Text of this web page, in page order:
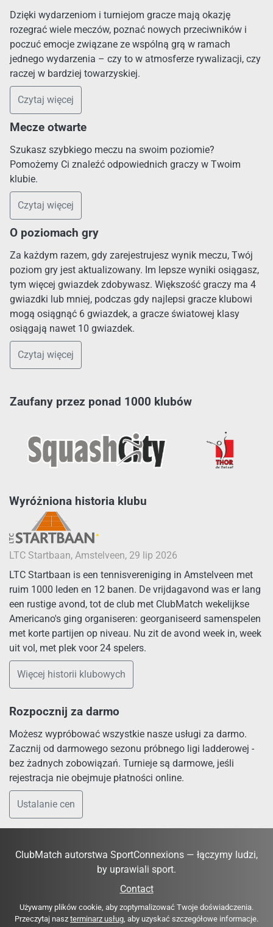
Dzięki wydarzeniom i turniejom gracze mają okazję
rozegrać wiele meczów, poznać nowych przeciwników i
poczuć emocje związane ze wspólną grą w ramach
jednego wydarzenia – czy to w atmosferze rywalizacji, czy
raczej w bardziej towarzyskiej.
Czytaj więcej
Mecze otwarte
Szukasz szybkiego meczu na swoim poziomie?
Pomożemy Ci znaleźć odpowiednich graczy w Twoim
klubie.
Czytaj więcej
O poziomach gry
Za każdym razem, gdy zarejestrujesz wynik meczu, Twój
poziom gry jest aktualizowany. Im lepsze wyniki osiągasz,
tym więcej gwiazdek zdobywasz. Większość graczy ma 4
gwiazdki lub mniej, podczas gdy najlepsi gracze klubowi
mogą osiągnąć 6 gwiazdek, a gracze światowej klasy
osiągają nawet 10 gwiazdek.
Czytaj więcej
Zaufany przez ponad 1000 klubów
Wyróżniona historia klubu
LTC Startbaan, Amstelveen, 29 lip 2026
LTC Startbaan is een tennisvereniging in Amstelveen met
ruim 1000 leden en 12 banen. De vrijdagavond was er lang
een rustige avond, tot de club met ClubMatch wekelijkse
Americano's ging organiseren: georganiseerd samenspelen
met korte partijen op niveau. Nu zit de avond week in, week
uit vol, met plek voor 24 spelers.
Więcej historii klubowych
Rozpocznij za darmo
Możesz wypróbować wszystkie nasze usługi za darmo.
Zacznij od darmowego sezonu próbnego ligi ladderowej -
bez żadnych zobowiązań. Turnieje są darmowe, jeśli
rejestracja nie obejmuje płatności online.
Ustalanie cen
ClubMatch autorstwa SportConnexions — łączymy ludzi,
by uprawiali sport.
Contact
Używamy plików cookie, aby zoptymalizować Twoje doświadczenia.
Przeczytaj nasz terminarz usług, aby uzyskać szczegółowe informacje.